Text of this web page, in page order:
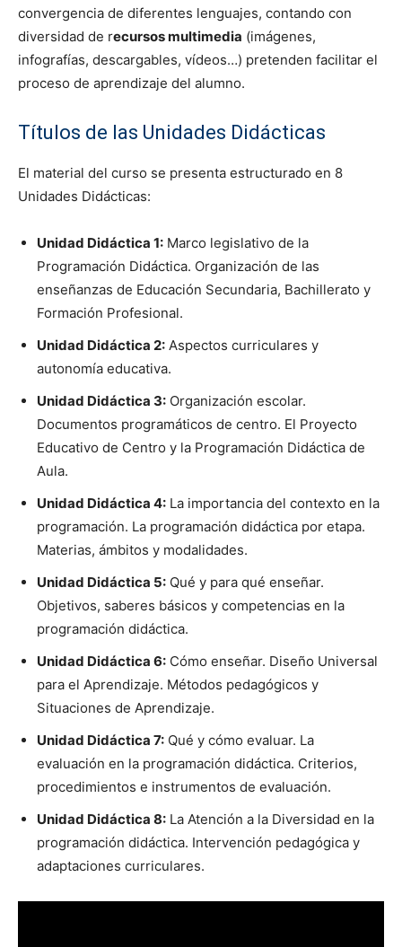
convergencia de diferentes lenguajes, contando con
diversidad de recursos multimedia (imágenes,
infografías, descargables, vídeos…) pretenden facilitar el
proceso de aprendizaje del alumno.
Títulos de las Unidades Didácticas
El material del curso se presenta estructurado en 8
Unidades Didácticas:
Unidad Didáctica 1: Marco legislativo de la
Programación Didáctica. Organización de las
enseñanzas de Educación Secundaria, Bachillerato y
Formación Profesional.
Unidad Didáctica 2: Aspectos curriculares y
autonomía educativa.
Unidad Didáctica 3: Organización escolar.
Documentos programáticos de centro. El Proyecto
Educativo de Centro y la Programación Didáctica de
Aula.
Unidad Didáctica 4: La importancia del contexto en la
programación. La programación didáctica por etapa.
Materias, ámbitos y modalidades.
Unidad Didáctica 5: Qué y para qué enseñar.
Objetivos, saberes básicos y competencias en la
programación didáctica.
Unidad Didáctica 6: Cómo enseñar. Diseño Universal
para el Aprendizaje. Métodos pedagógicos y
Situaciones de Aprendizaje.
Unidad Didáctica 7: Qué y cómo evaluar. La
evaluación en la programación didáctica. Criterios,
procedimientos e instrumentos de evaluación.
Unidad Didáctica 8: La Atención a la Diversidad en la
programación didáctica. Intervención pedagógica y
adaptaciones curriculares.